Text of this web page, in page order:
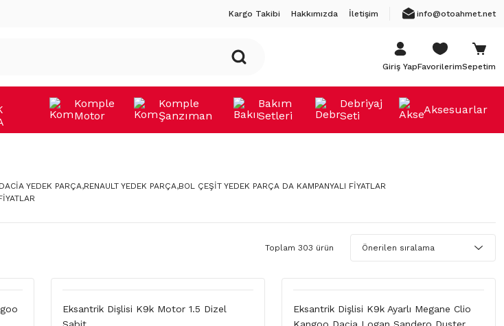
Kargo Takibi Hakkımızda İletişim info@otoahmet.net
Giriş YapFavorilerimSepetim
Komple
Motor
Komple
Şanzıman
Bakım
Setleri
Debriyaj
Seti
Aksesuarlar
YEDEK PARÇA,RENAULT YEDEK PARÇA,BOL ÇEŞİT YEDEK PARÇA DA KAMPANYALI FİYATLAR
Toplam 303 ürün
Eksantrik Dişlisi K9k Motor 1.5 Dizel
Eksantrik Dişlisi K9k Ayarlı Megane Clio